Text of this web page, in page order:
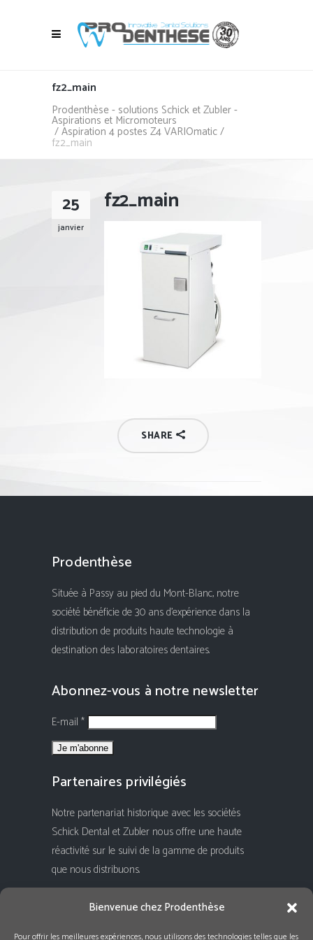
Bienvenue chez Prodenthèse
Pour offrir les meilleures expériences, nous utilisons des technologies telles que les
fz2_main
Prodenthèse - solutions Schick et Zubler -
Aspirations et Micromoteurs
/Aspiration 4 postes Z4 VARIOmatic/
fz2_main
25
janvier
fz2_main
SHARE
Prodenthèse
Située à Passy au pied du Mont-Blanc, notre
société bénéficie de 30 ans d'expérience dans la
distribution de produits haute technologie à
destination des laboratoires dentaires.
Abonnez-vous à notre newsletter
E-mail *
Partenaires privilégiés
Notre partenariat historique avec les sociétés
Schick Dental et Zubler nous offre une haute
réactivité sur le suivi de la gamme de produits
que nous distribuons.
Rejoignez-nous !